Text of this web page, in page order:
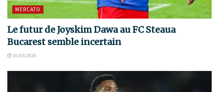
MERCATO
Le futur de Joyskim Dawa au FC Steaua
Bucarest semble incertain
19/05/2026